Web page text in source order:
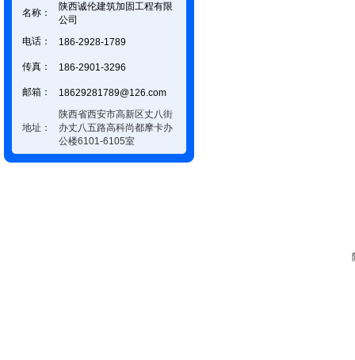
名称：
陕西诚伦建筑加固工程有限
公司
电话：
186-2928-1789
传真： 186-2901-3296
邮箱： 18629281789@126.com
地址：
陕西省西安市高新区丈八街
办丈八五路高科尚都摩卡办
公楼6101-6105室